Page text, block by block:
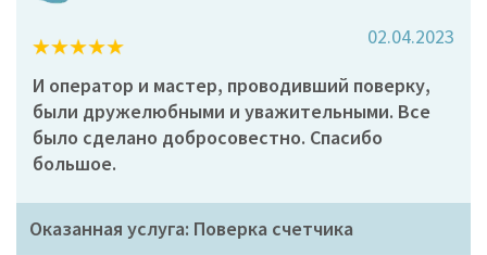
02.04.2023
И оператор и мастер, проводивший поверку,
были дружелюбными и уважительными. Все
было сделано добросовестно. Спасибо
большое.
Оказанная услуга: Поверка счетчика